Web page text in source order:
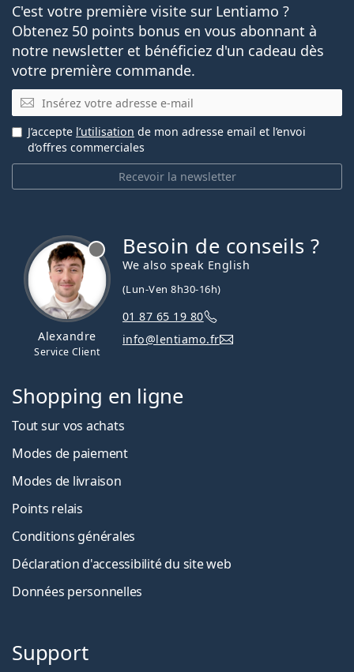
C'est votre première visite sur Lentiamo ?
Obtenez 50 points bonus en vous abonnant à
notre newsletter et bénéficiez d'un cadeau dès
votre première commande.
E-mail
Recevoir la newsletter
J’accepte l’utilisation de mon adresse email et l’envoi
d’offres commerciales
Alexandre
Service Client
Besoin de conseils ?
We also speak English
(Lun-Ven 8h30-16h)
01 87 65 19 80
info@lentiamo.fr
Shopping en ligne
Tout sur vos achats
Modes de paiement
Modes de livraison
Points relais
Conditions générales
Déclaration d'accessibilité du site web
Données personnelles
Support